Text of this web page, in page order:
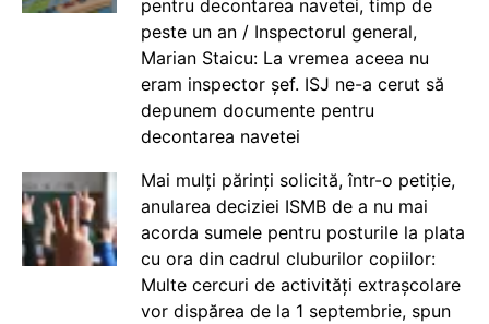
pentru decontarea navetei, timp de
peste un an / Inspectorul general,
Marian Staicu: La vremea aceea nu
eram inspector șef. ISJ ne-a cerut să
depunem documente pentru
decontarea navetei
Mai mulți părinți solicită, într-o petiție,
anularea deciziei ISMB de a nu mai
acorda sumele pentru posturile la plata
cu ora din cadrul cluburilor copiilor:
Multe cercuri de activități extrașcolare
vor dispărea de la 1 septembrie, spun